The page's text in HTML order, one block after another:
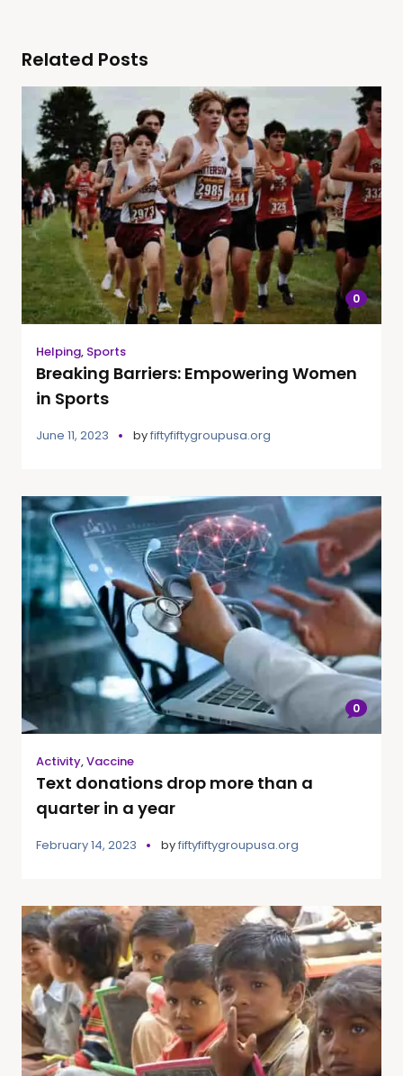
Related Posts
0
Helping, Sports
Breaking Barriers: Empowering Women
in Sports
June 11, 2023 byfiftyfiftygroupusa.org
0
Activity,Vaccine
Text donations drop more than a
quarter in a year
February 14, 2023 byfiftyfiftygroupusa.org